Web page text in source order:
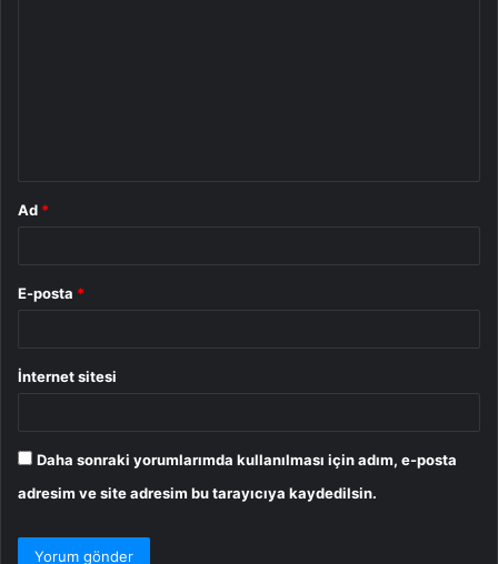
Ad *
E-posta *
İnternet sitesi
Daha sonraki yorumlarımda kullanılması için adım, e-posta
adresim ve site adresim bu tarayıcıya kaydedilsin.